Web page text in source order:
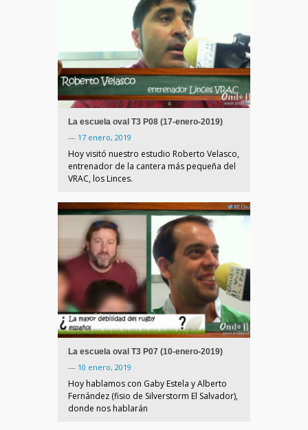
La escuela oval T3 P08 (17-enero-2019)
— 17 enero, 2019
Hoy visitó nuestro estudio Roberto Velasco,
entrenador de la cantera más pequeña del
VRAC, los Linces.
La escuela oval T3 P07 (10-enero-2019)
— 10 enero, 2019
Hoy hablamos con Gaby Estela y Alberto
Fernández (fisio de Silverstorm El Salvador),
donde nos hablarán